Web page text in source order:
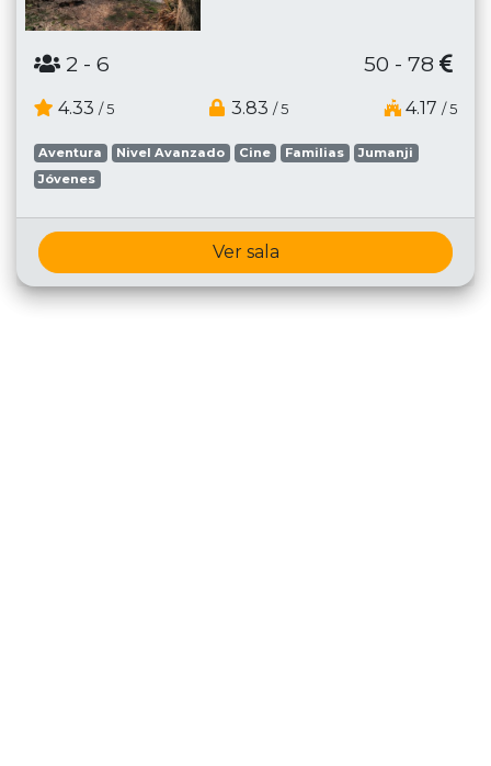
2 - 6 50 - 78
4.33 / 5 3.83 / 5 4.17 / 5
Aventura Nivel Avanzado Cine Familias
Jumanji
Jóvenes
Ver sala